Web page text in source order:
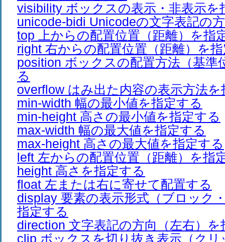
visibility ボックスの表示・非表示を
unicode-bidi Unicodeの文字表記の
top 上からの配置位置（距離）を指
right 右からの配置位置（距離）を
position ボックスの配置方法（基準
る
overflow はみ出た内容の表示方法を
min-width 幅の最小値を指定する
min-height 高さの最小値を指定する
max-width 幅の最大値を指定する
max-height 高さの最大値を指定する
left 左からの配置位置（距離）を指
height 高さを指定する
float 左または右に寄せて配置する
display 要素の表示形式（ブロック
指定する
direction 文字表記の方向（左右）を
clip ボックスを切り抜き表示（ク